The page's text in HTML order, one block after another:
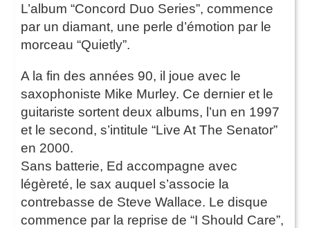
L’album “Concord Duo Series”, commence
par un diamant, une perle d’émotion par le
morceau “Quietly”.
A la fin des années 90, il joue avec le
saxophoniste Mike Murley. Ce dernier et le
guitariste sortent deux albums, l’un en 1997
et le second, s’intitule “Live At The Senator”
en 2000.
Sans batterie, Ed accompagne avec
légèreté, le sax auquel s’associe la
contrebasse de Steve Wallace. Le disque
commence par la reprise de “I Should Care”,